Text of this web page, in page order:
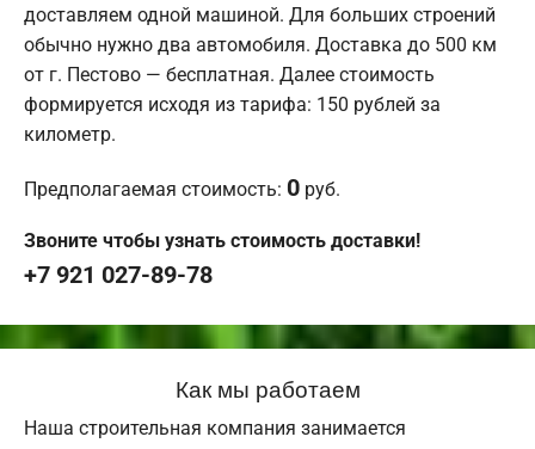
доставляем одной машиной. Для больших строений
обычно нужно два автомобиля. Доставка до 500 км
от г. Пестово — бесплатная. Далее стоимость
формируется исходя из тарифа: 150 рублей за
километр.
Предполагаемая стоимость: 0 руб.
Звоните чтобы узнать стоимость доставки!
+7 921 027-89-78
Как мы работаем
Наша строительная компания занимается